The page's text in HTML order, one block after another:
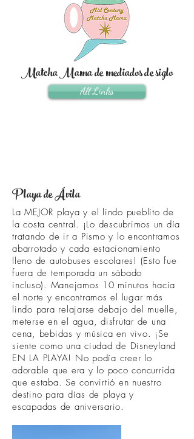
Matcha Mama de mediados de siglo
All Links
Playa de Ávila
La MEJOR playa y el lindo pueblito de
la costa central. ¡Lo descubrimos un día
tratando de ir a Pismo y lo encontramos
abarrotado y cada estacionamiento
lleno de autobuses escolares! (Esto fue
fuera de temporada un sábado
incluso). Manejamos 10 minutos hacia
el norte y encontramos el lugar más
lindo para relajarse debajo del muelle,
meterse en el agua, disfrutar de una
cena, bebidas y música en vivo. ¡Se
siente como una ciudad de Disneyland
EN LA PLAYA! No podía creer lo
adorable que era y lo poco concurrida
que estaba. Se convirtió en nuestro
destino para días de playa y
escapadas de aniversario.